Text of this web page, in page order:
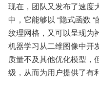
现在，团队又发布了速度
中，它能够以 “隐式函数
纹理网格，又可以呈现为
机器学习从二维图像中开
质量不及其他优化模型，
级，从而为用户提供了有